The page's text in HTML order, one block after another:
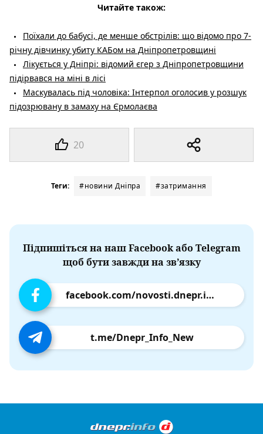
20
Читайте також:
Поїхали до бабусі, де менше обстрілів: що відомо про 7-
річну дівчинку убиту КАБом на Дніпропетровщині
Лікується у Дніпрі: відомий єгер з Дніпропетровщини
підірвався на міні в лісі
Маскувалась під чоловіка: Інтерпол оголосив у розшук
підозрювану в замаху на Єрмолаєва
Теги: #новини Дніпра #затримання
Підпишіться на наш Facebook або Telegram
щоб бути завжди на зв’язку
facebook.com/novosti.dnepr.info
t.me/Dnepr_Info_New